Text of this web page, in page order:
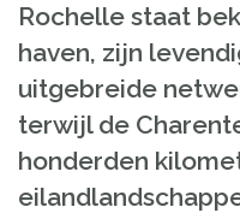
Rochelle staat
haven, zijn
uitgebreide
terwijl de
honderden